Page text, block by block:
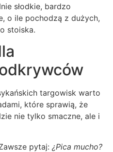
słodkie, bardzo
o ile pochodzą z dużych,
stoiska.
targowisk warto
które sprawią, że
nie tylko smaczne, ale i
pytaj: ¿Pica mucho?